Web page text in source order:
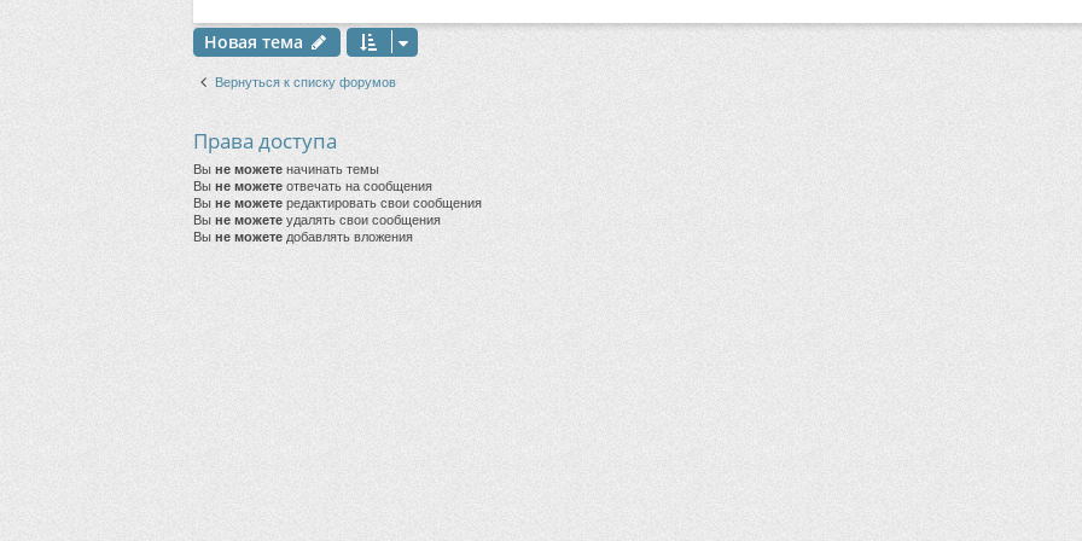
Новая тема
Вернуться к списку форумов
Права доступа
Вы не можете начинать темы
Вы не можете отвечать на сообщения
Вы не можете редактировать свои сообщения
Вы не можете удалять свои сообщения
Вы не можете добавлять вложения